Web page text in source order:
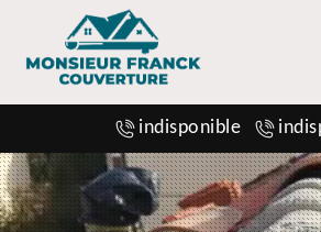
indisponible